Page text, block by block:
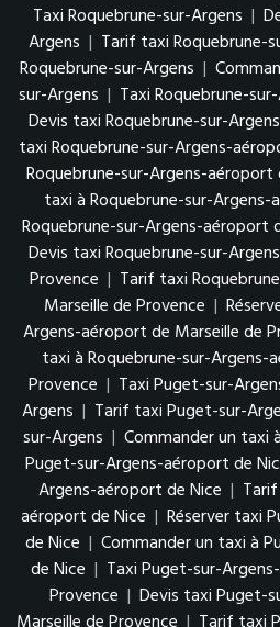
Taxi Roquebrune-sur-Argens |
Argens | Tarif taxi Roquebrune-
Roquebrune-sur-Argens |
sur-Argens | Taxi Roquebrune-
Devis taxi Roquebrune-sur-
taxi Roquebrune-sur-Argens-
Roquebrune-sur-Argens-aéroport
taxi à Roquebrune-sur-
Roquebrune-sur-Argens-aéroport
Devis taxi Roquebrune-sur-
Provence | Tarif taxi
Marseille de Provence |
Argens-aéroport de Marseille de
taxi à Roquebrune-sur-Argens-
Provence | Taxi Puget-sur-
Argens | Tarif taxi Puget-sur-
sur-Argens | Commander un taxi
Puget-sur-Argens-aéroport de
Argens-aéroport de Nice |
aéroport de Nice | Réserver taxi
de Nice | Commander un taxi à
de Nice | Taxi Puget-sur-
Provence | Devis taxi Puget-